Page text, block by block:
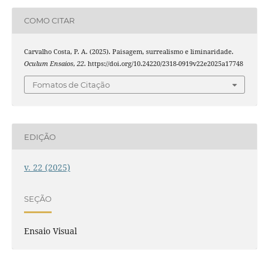
COMO CITAR
Carvalho Costa, P. A. (2025). Paisagem, surrealismo e liminaridade.
Oculum Ensaios, 22. https://doi.org/10.24220/2318-0919v22e2025a17748
Fomatos de Citação
EDIÇÃO
v. 22 (2025)
SEÇÃO
Ensaio Visual